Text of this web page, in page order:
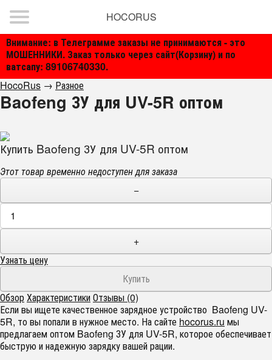
Внимание: в Телеграмме заказы не принимаются - это
МОШЕННИКИ. Заказ только через сайт(Корзину) и по
ватсапу: 89106740330.
HOCORUS
HocoRus → Разное
Baofeng ЗУ для UV-5R оптом
Купить Baofeng ЗУ для UV-5R оптом
Этот товар временно недоступен для заказа
−
+
Узнать цену
ОбзорХарактеристикиОтзывы (0)
Если вы ищете качественное зарядное устройство Baofeng UV-
5R, то вы попали в нужное место. На сайте hocorus.ru мы
предлагаем оптом Baofeng ЗУ для UV-5R, которое обеспечивает
быструю и надежную зарядку вашей рации.